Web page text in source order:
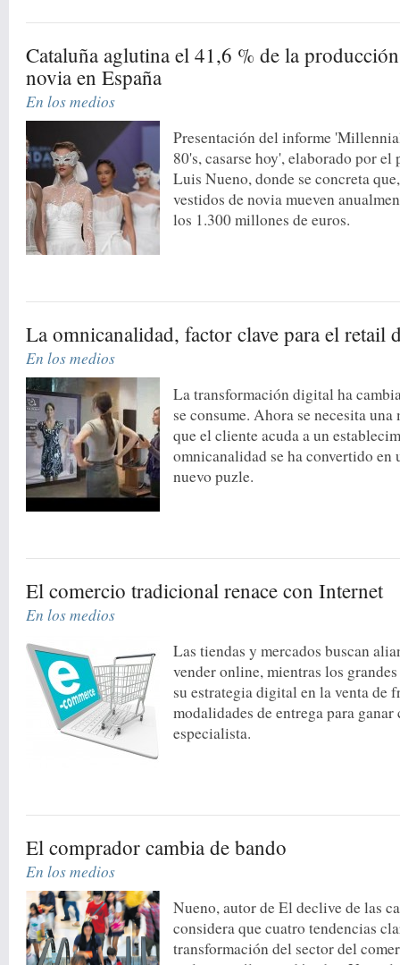
Cataluña aglutina el 41,6 % de la
novia en España
En los medios
Presentación del informe
80's, casarse hoy', elaborado por
Luis Nueno, donde se concreta
vestidos de novia mueven
los 1.300 millones de euros.
La omnicanalidad, factor clave para el retail
En los medios
La transformación digital ha
se consume. Ahora se necesita
que el cliente acuda a un
omnicanalidad se ha convertido en
nuevo puzle.
El comercio tradicional renace con Internet
En los medios
Las tiendas y mercados buscan
vender online, mientras los
su estrategia digital en la venta de
modalidades de entrega para
especialista.
El comprador cambia de bando
En los medios
Nueno, autor de El declive de las
considera que cuatro tendencias
transformación del sector del